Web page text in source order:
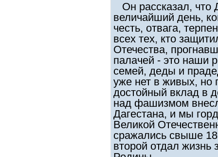
Он рассказал, что
величайший день,
честь, отвага,
всех тех, кто
Отечества,
палачей - это наши
семей, деды и
уже нет в живых, но
достойный вклад в
над фашизмом
Дагестана, и мы
Великой
сражались свыше
второй отдал жизнь